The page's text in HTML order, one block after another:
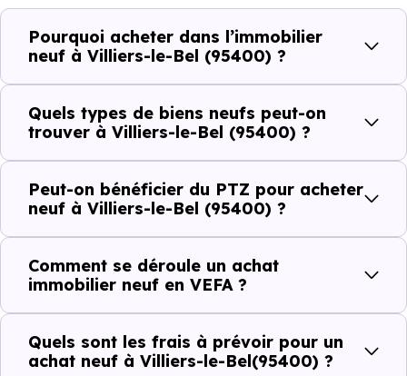
demande locative locale et les typologies de biens les
plus recherchées.
Côté cadre de vie, Villiers-le-Bel (95400) dispose de 28
commerces, 51 professions médicales et 32 établissements
scolaires. Des équipements du quotidien qui constituent
autant d'arguments concrets pour habiter ou investir
dans la commune.
Combien coûte un logement à Villiers-le-
Bel (95400) ?
C'est souvent la première question. Voici les repères de
prix à connaître pour un achat immobilier à Villiers-le-Bel
(95400) :
Pourquoi acheter dans l’immobilier
neuf à Villiers-le-Bel (95400) ?
Quels types de biens neufs peut-on
trouver à Villiers-le-Bel (95400) ?
Peut-on bénéficier du PTZ pour acheter
neuf à Villiers-le-Bel (95400) ?
Comment se déroule un achat
immobilier neuf en VEFA ?
Quels sont les frais à prévoir pour un
achat neuf à Villiers-le-Bel(95400) ?